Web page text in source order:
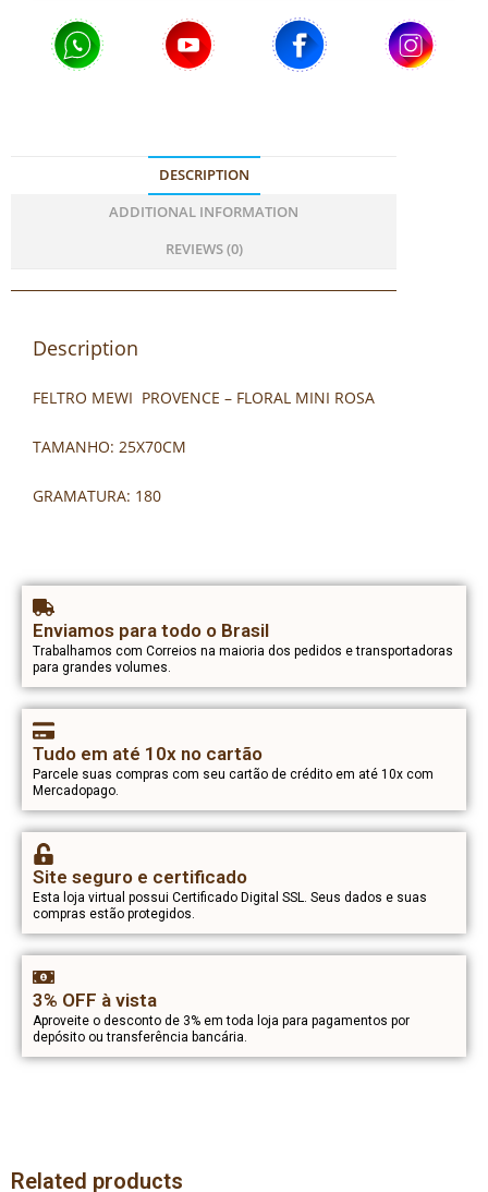
DESCRIPTION
ADDITIONAL INFORMATION
REVIEWS (0)
Description
FELTRO MEWI PROVENCE – FLORAL MINI ROSA
TAMANHO: 25X70CM
GRAMATURA: 180
Enviamos para todo o Brasil
Trabalhamos com Correios na maioria dos pedidos e transportadoras
para grandes volumes.
Tudo em até 10x no cartão
Parcele suas compras com seu cartão de crédito em até 10x com
Mercadopago.
Site seguro e certificado
Esta loja virtual possui Certificado Digital SSL. Seus dados e suas
compras estão protegidos.
3% OFF à vista
Aproveite o desconto de 3% em toda loja para pagamentos por
depósito ou transferência bancária.
Related products